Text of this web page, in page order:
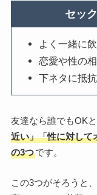
セッ
よく一緒に
恋愛や性の
下ネタに抵
友達なら誰でもOK
近い」「性に対して
の3つです。
この3つがそろうと